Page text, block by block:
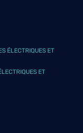
ÉLECTRIQUES ET
ET